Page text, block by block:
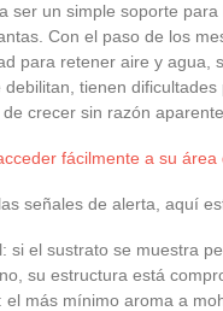
ser un simple soporte
Con el paso de los
para retener aire y agua,
tienen
crecer sin razón aparente.
fácilmente a su
señales de alerta, aquí
si el sustrato se muestra
su estructura está
el más mínimo aroma a